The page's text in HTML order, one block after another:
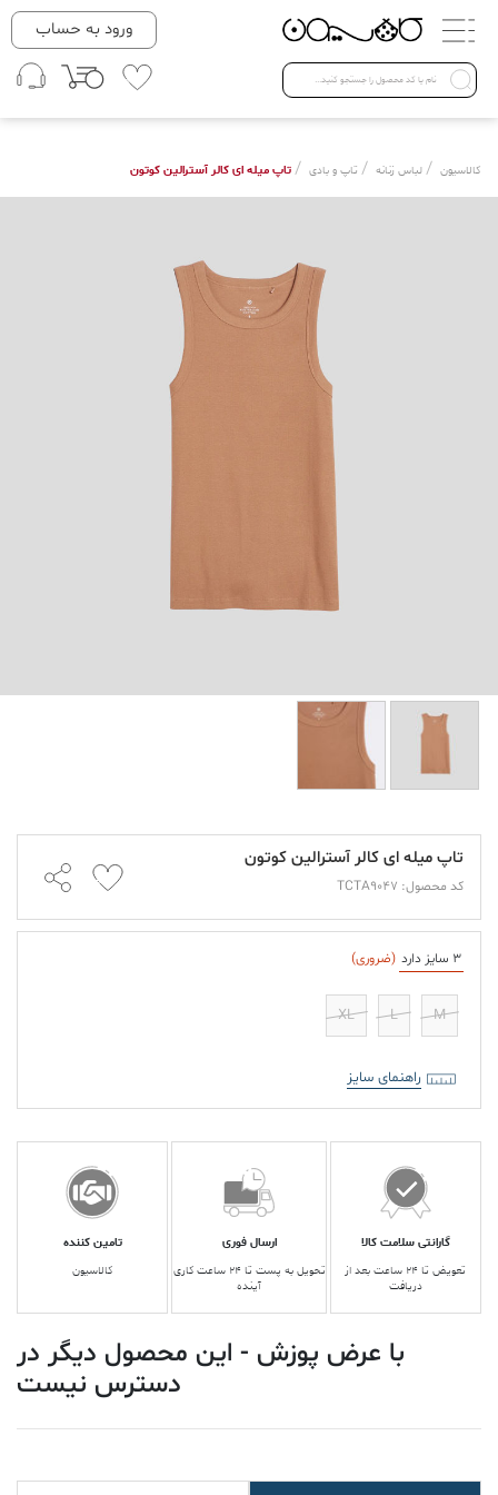
دسته بندی ها
Open submenu ( لباس زنانه )
لباس زنانه
لباس مردانه
ورود به حساب
کالاسیون / لباس زنانه / تاپ و بادی / تاپ میله ای کالر آسترالین کوتون
تاپ میله ای کالر آسترالین کوتون
کد محصول: TCTA9047
3 سایز دارد (ضروری)
M
L
XL
راهنمای سایز
گارانتی سلامت کالا
تعویض تا ۲۴ ساعت بعد از
دریافت
ارسال فوری
تحویل به پست تا ۲۴ ساعت کاری
آینده
تامین کننده
کالاسیون
با عرض پوزش - این محصول دیگر در
دسترس نیست